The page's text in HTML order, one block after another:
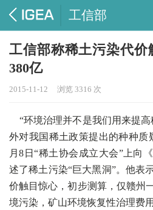
工信部
工信部称稀土污染代价
380亿
2015-11-12 浏览 3316 次
“环境治理并不是我们用来提高
外对我国稀土政策提出的种种质
月8日“稀土协会成立大会”上向
述了稀土污染“巨大黑洞”。他表
价触目惊心，初步测算，仅赣州
境污染，矿山环境恢复性治理费